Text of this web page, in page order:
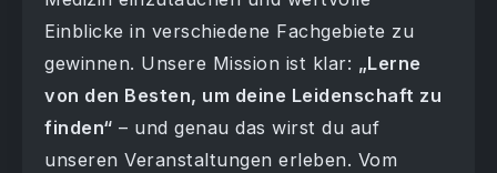
Einblicke in verschiedene Fachgebiete zu
gewinnen. Unsere Mission ist klar: „Lerne
von den Besten, um deine Leidenschaft zu
finden“ – und genau das wirst du auf
unseren Veranstaltungen erleben. Vom